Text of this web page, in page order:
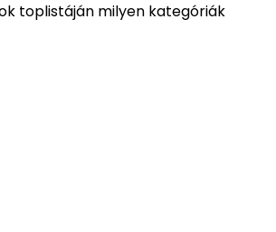
toplistáján milyen kategóriák